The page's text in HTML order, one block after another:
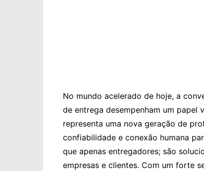
No mundo acelerado de hoje, a
de entrega desempenham um papel
representa uma nova geração de
confiabilidade e conexão humana
que apenas entregadores; são
empresas e clientes. Com um forte